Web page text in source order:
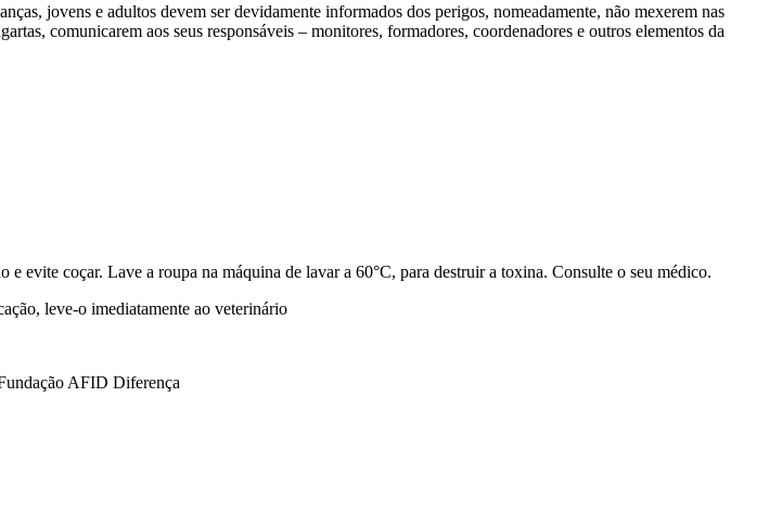
jovens e adultos devem ser devidamente informados dos perigos, nomeadamente, não mexerem nas
comunicarem aos seus responsáveis – monitores, formadores, coordenadores e outros elementos da
evite coçar. Lave a roupa na máquina de lavar a 60°C, para destruir a toxina. Consulte o seu médico.
leve-o imediatamente ao veterinário
AFID Diferença